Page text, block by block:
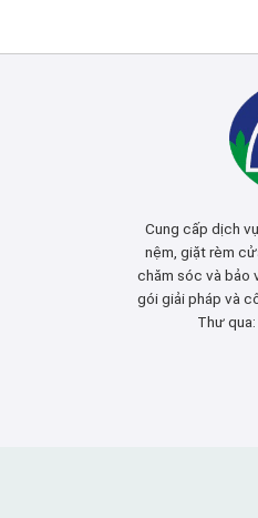
Cung cấp dịch
nệm, giặt rèm
chăm sóc và bảo
gói giải pháp và
Thư qua: